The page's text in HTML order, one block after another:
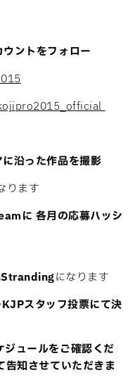
ントをフォロー
沿った作品を撮影
ります
に 各月の応募ハッシ
になります
スタッフ投票にて決
ュールをご確認くだ
告知させていただきま